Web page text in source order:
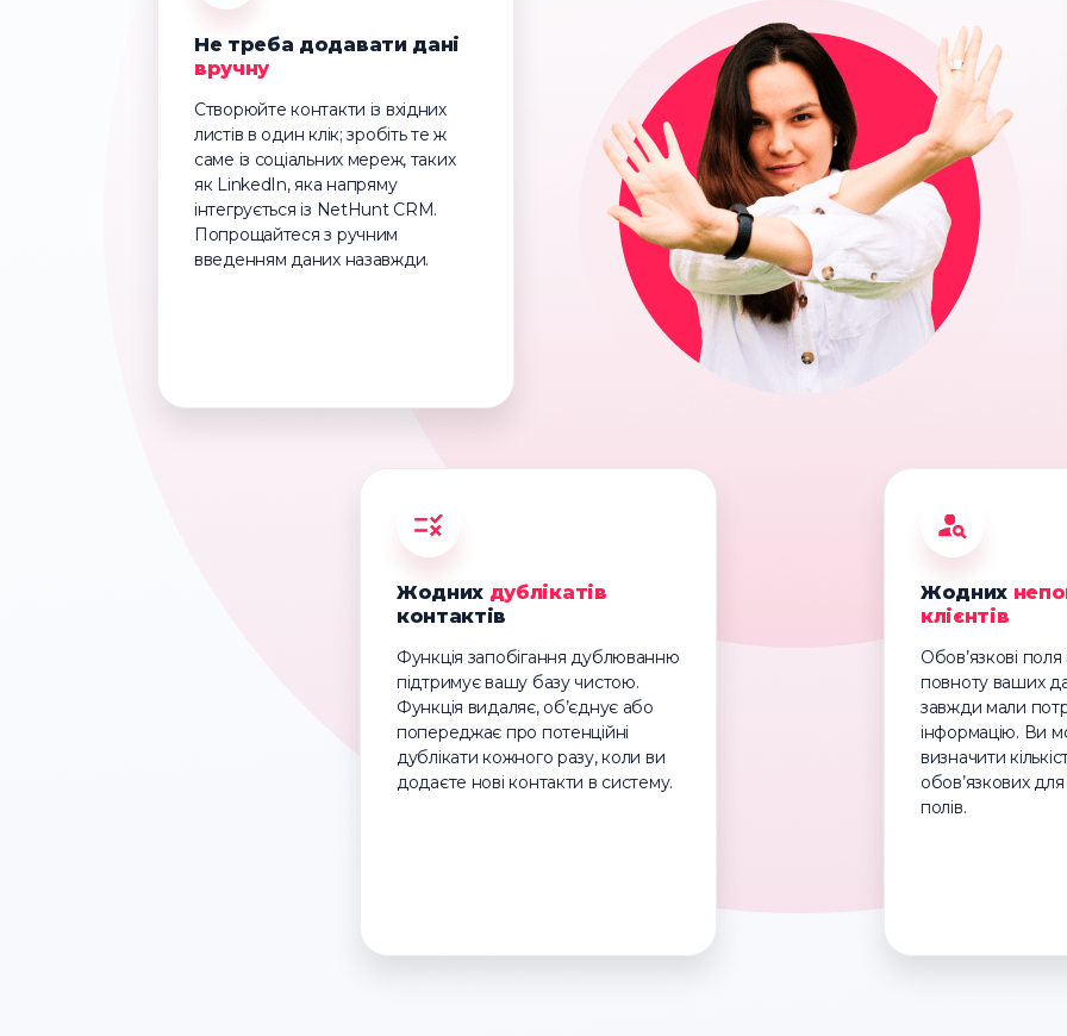
Не треба додавати дані
вручну
Створюйте контакти із вхідних
листів в один клік; зробіть те ж
саме із соціальних мереж, таких
як LinkedIn, яка напряму
інтегрується із NetHunt CRM.
Попрощайтеся з ручним
введенням даних назавжди.
Жодних дублікатів
контактів
Функція запобігання дублюванню
підтримує вашу базу чистою.
Функція видаляє, об’єднує або
попереджає про потенційні
дублікати кожного разу, коли ви
додаєте нові контакти в систему.
Жодних
клієнтів
Обов’язкові
повноту ваших
завжди мали
інформацію. Ви
визначити
обов’язкових
полів.